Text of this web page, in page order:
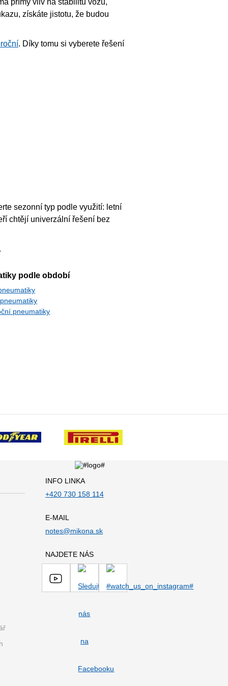
přímý vliv na stabilitu vozu,
získáte jistotu, že budou
. Díky tomu si vyberete řešení
sezonní typ podle využití: letní
chtějí univerzální řešení bez
podle období
pneumatiky
INFO LINKA
+420 730 158 114
E-MAIL
notes@mikona.sk
NAJDETE NÁS